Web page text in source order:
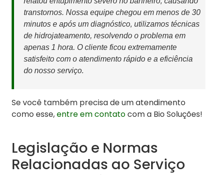
transtornos. Nossa equipe chegou em menos de 30
minutos e após um diagnóstico, utilizamos técnicas
de hidrojateamento, resolvendo o problema em
apenas 1 hora. O cliente ficou extremamente
satisfeito com o atendimento rápido e a eficiência
do nosso serviço.
Se você também precisa de um atendimento
como esse,entre em contatocom a Bio Soluções!
Legislação e Normas
Relacionadas ao Serviço